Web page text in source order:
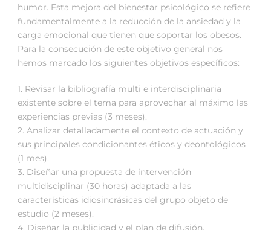
humor. Esta mejora del bienestar psicológico se refiere
fundamentalmente a la reducción de la ansiedad y la
carga emocional que tienen que soportar los obesos.
Para la consecución de este objetivo general nos
hemos marcado los siguientes objetivos específicos:
1. Revisar la bibliografía multi e interdisciplinaria
existente sobre el tema para aprovechar al máximo las
experiencias previas (3 meses).
2. Analizar detalladamente el contexto de actuación y
sus principales condicionantes éticos y deontológicos
(1 mes).
3. Diseñar una propuesta de intervención
multidisciplinar (30 horas) adaptada a las
características idiosincrásicas del grupo objeto de
estudio (2 meses).
4. Diseñar la publicidad y el plan de difusión,